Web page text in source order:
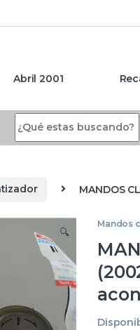
Abril 2001
MANDOS
🔍
Mandos